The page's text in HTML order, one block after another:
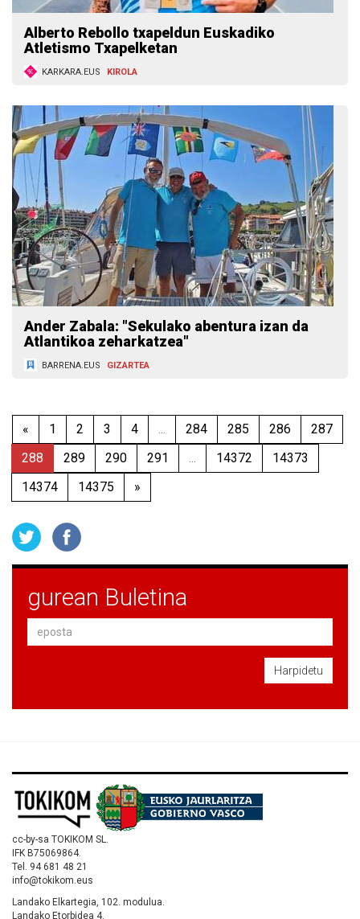
Alberto Rebollo txapeldun Euskadiko
Atletismo Txapelketan
KARKARA.EUS KIROLA
Ander Zabala: "Sekulako abentura izan da
Atlantikoa zeharkatzea"
BARRENA.EUS GIZARTEA
« 1 2 3 4 ... 284 285 286
287
288
289 290 291 ... 14372
14373
14374
14375 »
gurean Buletina
Harpidetu
cc-by-sa TOKIKOM SL.
IFK B75069864.
Tel. 94 681 48 21
info@tokikom.eus
Landako Elkartegia, 102. modulua.
Landako Etorbidea 4.